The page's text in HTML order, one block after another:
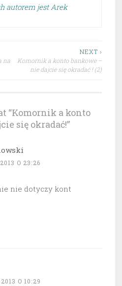
autorem jest Arek
na
NEXT ›
Komornik a konto bankowe –
nie dajcie się okradać ! (2)
“Komornik a konto
się okradać!”
O 23:26
nie dotyczy kont
O 10:29